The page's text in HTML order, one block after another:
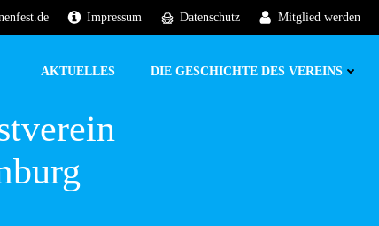
Impressum Datenschutz Mitglied werden
AKTUELLES DIE GESCHICHTE DES VEREINS